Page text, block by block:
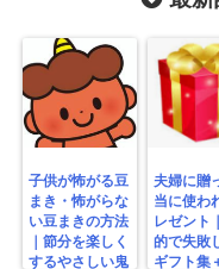
合)
子供が怖がる豆
まき・怖がらな
い豆まきの方法
｜節分を楽しく
するやさしい鬼
夫婦に贈
当に使わ
レゼント
的で失敗
ギフト集